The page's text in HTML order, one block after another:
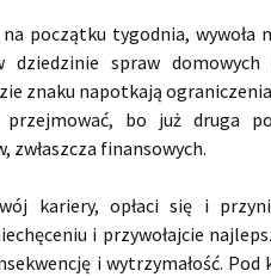
początku tygodnia, wywoła
spraw domowych
znaku napotkają
bo już druga
finansowych.
kariery, opłaci się i
i przywołajcie
i wytrzymałość. Pod